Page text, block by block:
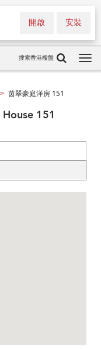
安裝
開啟
搜索香港樓盤
> 茵翠豪庭洋房 151
151